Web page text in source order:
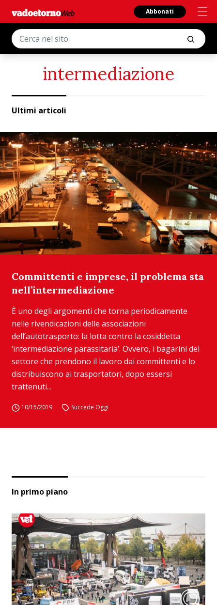
Abbonati
intermediazione
Ultimi articoli
Committenti e imprese, il problema sta
nell’intermediazione
È uno degli argomenti che torna periodicamente
nelle rivendicazioni delle associazioni
dell’autotrasporto: la lotta contro la cosiddetta
‘intermediazione parassitaria’. Ovvero, i bagarini del
settore che prendono il lavoro dai committenti e lo
distribuiscono ai trasportatori, dopo essersi
trattenuti...
10/15/2019 Succede Oggi
In primo piano